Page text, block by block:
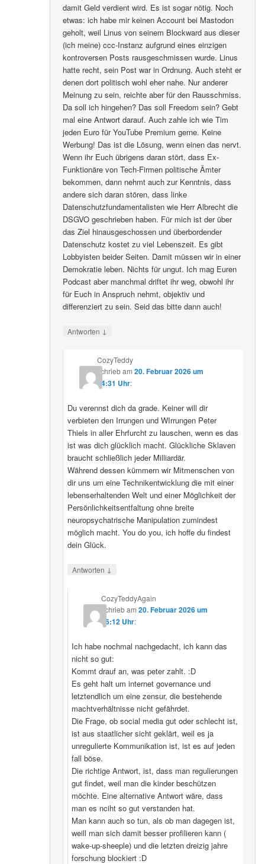
damit Geld verdient wird. Es ist sogar nötig. Noch
etwas: ich habe mir keinen Account bei Mastodon
geholt, weil Linus von seinem Blockward aus dieser
(ich meine) ccc-Instanz aufgrund eines einzigen
kontroversen Posts rausgeschmissen wurde. Linus
hatte recht, sein Post war in Ordnung. Auch steht er
denen dort politisch wohl eher nahe. Nur anderer
Meinung zu sein, reichte aber für den Rausschmiss.
Da soll ich hingehen? Das soll Freedom sein? Gebt
mal eine Antwort darauf. Auch zahle ich wie Tim
jeden Euro für YouTube Premium gerne. Keine
Werbung! Das ist die Lösung, wenn einen das nervt.
Wenn ihr Euch übrigens daran stört, dass Ex-
Funktionäre von Tech-Firmen politische Ämter
bekommen, dann nehmt auch zur Kenntnis, dass
andere sich daran stören, dass linke
Datenschutzfundamentalisten wie Herr Albrecht die
DSGVO geschrieben haben. Für mich ist der über
das Ziel hinausgeschossen und überbordender
Datenschutz kostet zu viel Lebenszeit. Es gibt
Lobbyisten beider Seiten. Damit müssen wir in einer
Demokratie leben. Nichts für ungut. Ich mag Euren
Podcast aber manchmal driftet ihr weg, obwohl ihr
für Euch in Anspruch nehmt, objektiv und
differenziert zu sein. Seid das bitte dann auch!
Antworten ↓
CozyTeddy
schriebam 20. Februar 2026 um
14:31 Uhr:
Du verennst dich da grade. Keiner will dir
verbieten den Irrungen und WIrrungen Peter
Thiels in aller Ehrfurcht zu lauschen, wenn es das
ist was dich glücklich macht. Glückliche Sklaven
braucht schließlich jeder Milliardär.
Während dessen kümmern wir Mitmenschen von
dir uns um eine Technikentwicklung die mit einer
lebenserhaltenden Welt und einer Möglichkeit der
Persönlichkeitsentfaltung ohne breite
neuropsychatrische Manipulation zumindest
möglich macht. You do you, ich hoffe du findest
dein Glück.
Antworten ↓
CozyTeddyAgain
schriebam20. Februar 2026 um
16:12 Uhr:
Ich habe nochmal nachgedacht, ich kann das
nicht so gut:
Kommt drauf an, was peter zahlt. :D
Es geht halt um internet governance und
letztendlich um eine zensur, die bestehende
machtverhältnisse nicht gefährdet.
Die Frage, ob social media gut oder schlecht ist,
ist aus staatlicher sicht geklärt, weil es ja
unregulierte Kommunikation ist, ist es auf jeden
fall böse.
Die richtige Antwort, ist, dass man regulierungen
gut findet, weil man die kinder beschützen
möchte. Eine alternative Antwort wäre, dass
man es nciht so gut verstanden hat.
Man kann auch so tun, als ob man dagegen ist,
weill man sich damit besser profilieren kann (
wake-up-sheeple) und die letzten dreizig jahre
forschung blockiert :D